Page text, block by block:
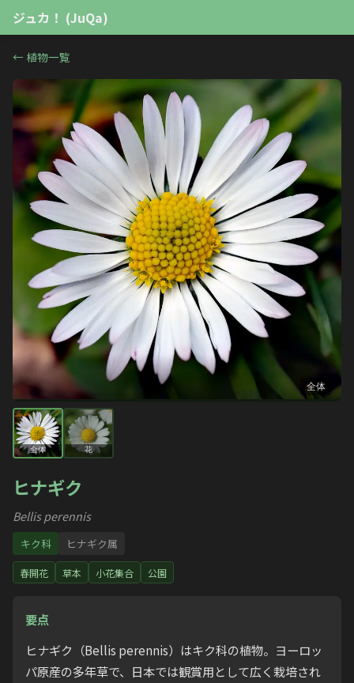
ジュカ！ (JuQa)
← 植物一覧
全体
全体 花
ヒナギク
Bellis perennis
キク科 ヒナギク属
春開花 草本 小花集合 公園
要点
ヒナギク（Bellis perennis）はキク科の植物。ヨーロッ
パ原産の多年草で、日本では観賞用として広く栽培され